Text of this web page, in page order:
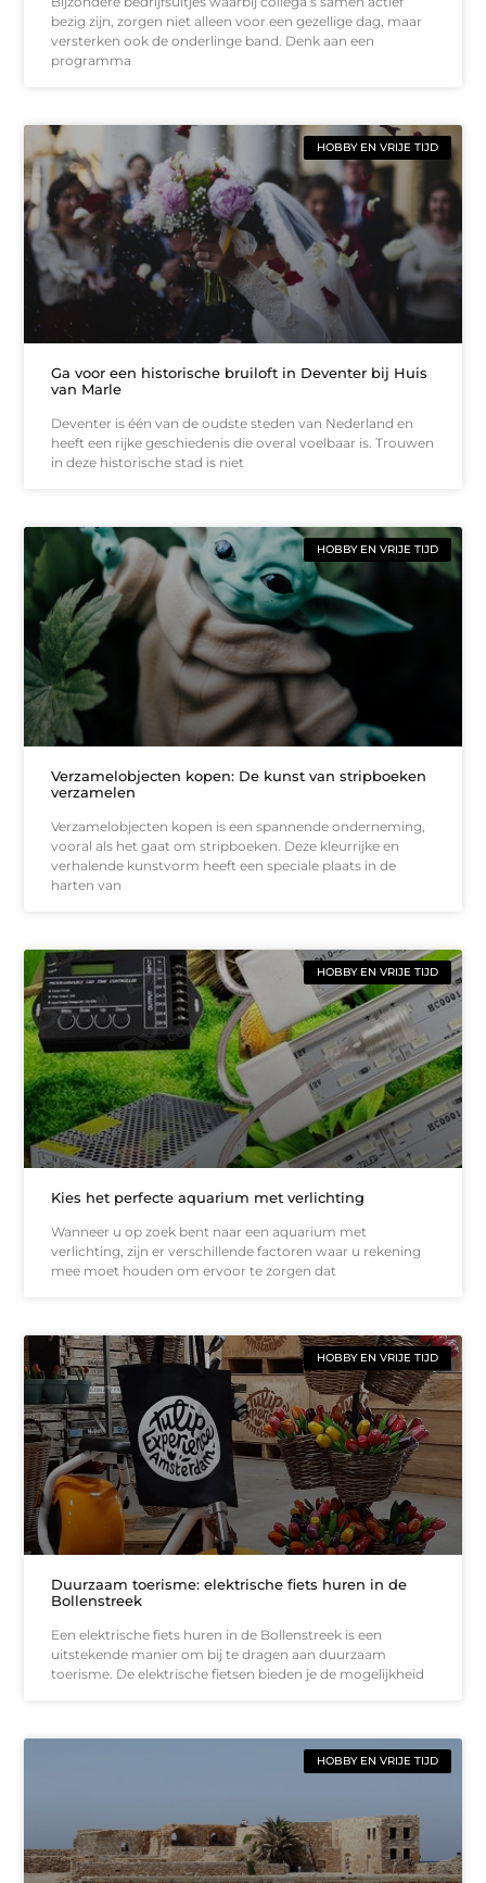
bezig zijn, zorgen niet alleen voor een gezellige dag, maar
versterken ook de onderlinge band. Denk aan een
programma
HOBBY EN VRIJE TIJD
Ga voor een historische bruiloft in Deventer bij Huis
van Marle
Deventer is één van de oudste steden van Nederland en
heeft een rijke geschiedenis die overal voelbaar is. Trouwen
in deze historische stad is niet
HOBBY EN VRIJE TIJD
Verzamelobjecten kopen: De kunst van stripboeken
verzamelen
Verzamelobjecten kopen is een spannende onderneming,
vooral als het gaat om stripboeken. Deze kleurrijke en
verhalende kunstvorm heeft een speciale plaats in de
harten van
HOBBY EN VRIJE TIJD
Kies het perfecte aquarium met verlichting
Wanneer u op zoek bent naar een aquarium met
verlichting, zijn er verschillende factoren waar u rekening
mee moet houden om ervoor te zorgen dat
HOBBY EN VRIJE TIJD
Duurzaam toerisme: elektrische fiets huren in de
Bollenstreek
Een elektrische fiets huren in de Bollenstreek is een
uitstekende manier om bij te dragen aan duurzaam
toerisme. De elektrische fietsen bieden je de mogelijkheid
HOBBY EN VRIJE TIJD